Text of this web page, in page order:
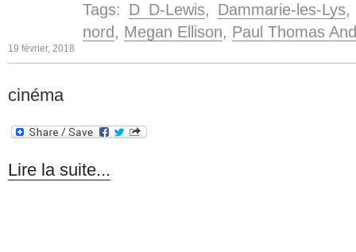
Tags: D D-Lewis, Dammarie-les-Lys
nord , Megan Ellison, Paul Thomas
19 février, 2018
cinéma
Lire la suite...